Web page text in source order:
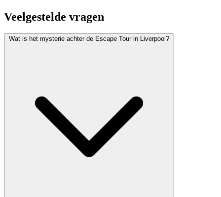
Veelgestelde vragen
Wat is het mysterie achter de Escape Tour in Liverpool?